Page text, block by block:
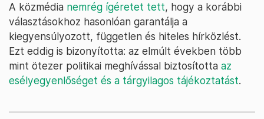
A közmédia nemrég ígéretet tett, hogy a korábbi
választásokhoz hasonlóan garantálja a
kiegyensúlyozott, független és hiteles hírközlést.
Ezt eddig is bizonyította: az elmúlt években több
mint ötezer politikai meghívással biztosította az
esélyegyenlőséget és a tárgyilagos tájékoztatást.